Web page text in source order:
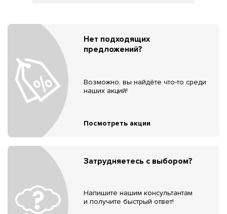
Нет подходящих
предложений?
Возможно, вы найдёте что-то среди
наших акций!
Посмотреть акции
Затрудняетесь с выбором?
Напишите нашим консультантам
и получите быстрый ответ!